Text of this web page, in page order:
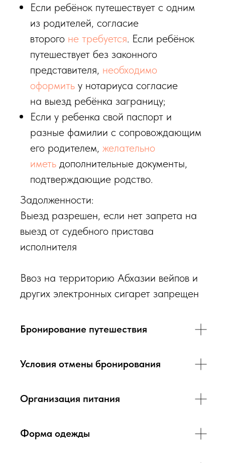
Если ребёнок путешествует с одним
из родителей, согласие
второго не требуется. Если ребёнок
путешествует без законного
представителя, необходимо
оформить у нотариуса согласие
на выезд ребёнка заграницу;
Если у ребенка свой паспорт и
разные фамилии с сопровождающим
его родителем, желательно
иметь дополнительные документы,
подтверждающие родство.
Задолженности:
Выезд разрешен, если нет запрета на
выезд от судебного пристава
исполнителя
Ввоз на территорию Абхазии вейпов и
других электронных сигарет запрещен
Бронирование путешествия
Условия отмены бронирования
Организация питания
Форма одежды